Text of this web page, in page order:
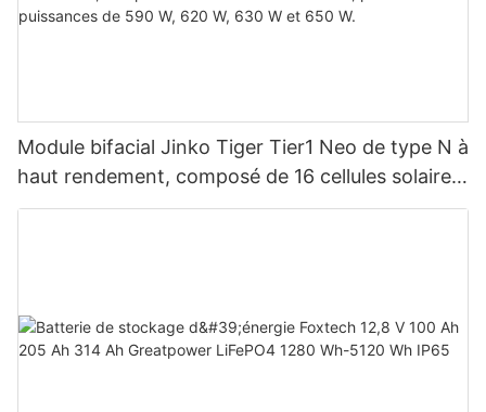
Module bifacial Jinko Tiger Tier1 Neo de type N à
haut rendement, composé de 16 cellules solaires
BB, pour des puissances de 590 W, 620 W, 630